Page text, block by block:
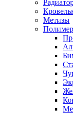
Метизы